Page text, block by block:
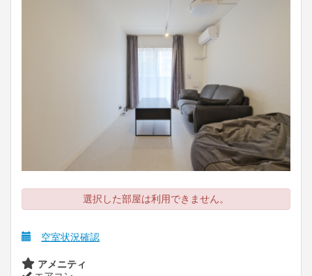
選択した部屋は利用できません。
空室状況確認
アメニティ